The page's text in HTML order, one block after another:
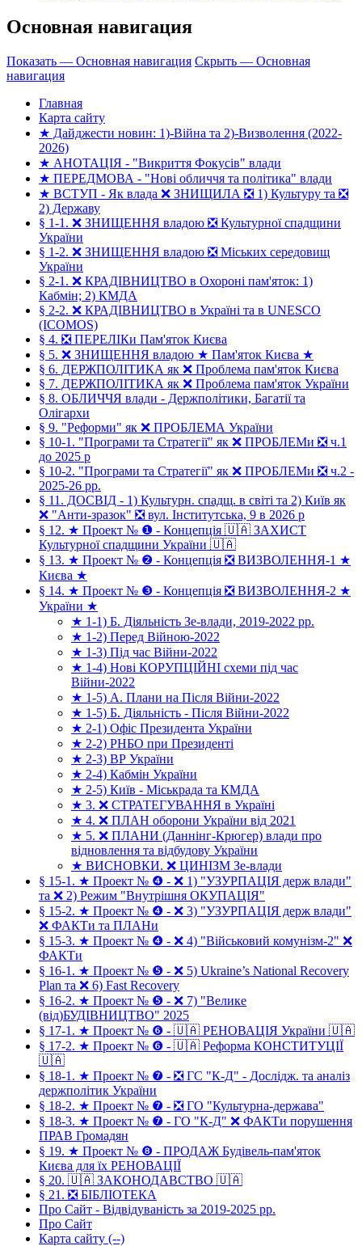
Основная навигация
Показать — Основная навигация Скрыть — Основная
навигация
Главная
Карта сайту
★ Дайджести новин: 1)-Війна та 2)-Визволення (2022-
2026)
★ АНОТАЦІЯ - "Викриття Фокусів" влади
★ ПЕРЕДМОВА - "Нові обличчя та політика" влади
★ ВСТУП - Як влада ❌ ЗНИЩИЛА ❎ 1) Культуру та ❎
2) Державу
§ 1-1. ❌ ЗНИЩЕННЯ владою ❎ Культурної спадщини
України
§ 1-2. ❌ ЗНИЩЕННЯ владою ❎ Міських середовищ
України
§ 2-1. ❌ КРАДІВНИЦТВО в Охороні пам'яток: 1)
Кабмін; 2) КМДА
§ 2-2. ❌ КРАДІВНИЦТВО в Україні та в UNESCO
(ICOMOS)
§ 4. ❎ ПЕРЕЛІКи Пам'яток Києва
§ 5. ❌ ЗНИЩЕННЯ владою ★ Пам'яток Києва ★
§ 6. ДЕРЖПОЛІТИКА як ❌ Проблема пам'яток Києва
§ 7. ДЕРЖПОЛІТИКА як ❌ Проблема пам'яток України
§ 8. ОБЛИЧЧЯ влади - Держполітики, Багатії та
Олігархи
§ 9. "Реформи" як ❌ ПРОБЛЕМА України
§ 10-1. "Програми та Стратегії" як ❌ ПРОБЛЕМи ❎ ч.1
до 2025 р
§ 10-2. "Програми та Стратегії" як ❌ ПРОБЛЕМи ❎ ч.2 -
2025-26 рр.
§ 11. ДОСВІД - 1) Культурн. спадщ. в світі та 2) Київ як
❌ "Анти-зразок" ❎ вул. Інститутська, 9 в 2026 р
§ 12. ★ Проект № ❶ - Концепція 🇺🇦 ЗАХИСТ
Культурної спадщини України 🇺🇦
§ 13. ★ Проект № ❷ - Концепція ❎ ВИЗВОЛЕННЯ-1 ★
Києва ★
§ 14. ★ Проект № ❸ - Концепція ❎ ВИЗВОЛЕННЯ-2 ★
України ★
★ 1-1) Б. Діяльність Зе-влади, 2019-2022 рр.
★ 1-2) Перед Війною-2022
★ 1-3) Під час Війни-2022
★ 1-4) Нові КОРУПЦІЙНІ схеми під час
Війни-2022
★ 1-5) А. Плани на Після Війни-2022
★ 1-5) Б. Діяльність - Після Війни-2022
★ 2-1) Офіс Президента України
★ 2-2) РНБО при Президенті
★ 2-3) ВР України
★ 2-4) Кабмін України
★ 2-5) Київ - Міськрада та КМДА
★ 3. ❌ СТРАТЕГУВАННЯ в Україні
★ 4. ❌ ПЛАН оборони України від 2021
★ 5. ❌ ПЛАНИ (Даннінг-Крюгер) влади про
відновлення та відбудову України
★ ВИСНОВКИ. ❌ ЦИНІЗМ Зе-влади
§ 15-1. ★ Проект № ❹ - ❌ 1) "УЗУРПАЦІЯ держ влади"
та ❌ 2) Режим "Внутрішня ОКУПАЦІЯ"
§ 15-2. ★ Проект № ❹ - ❌ 3) "УЗУРПАЦІЯ держ влади"
❌ ФАКТи та ПЛАНи
§ 15-3. ★ Проект № ❹ - ❌ 4) "Військовий комунізм-2" ❌
ФАКТи
§ 16-1. ★ Проект № ❺ - ❌ 5) Ukraine’s National Recovery
Plan та ❌ 6) Fast Recovery
§ 16-2. ★ Проект № ❺ - ❌ 7) "Велике
(від)БУДІВНИЦТВО" 2025
§ 17-1. ★ Проект № ❻ - 🇺🇦 РЕНОВАЦІЯ України 🇺🇦
§ 17-2. ★ Проект № ❻ - 🇺🇦 Реформа КОНСТИТУЦІЇ
🇺🇦
§ 18-1. ★ Проект № ❼ - ❎ ГС "К-Д" - Дослідж. та аналіз
держполітик України
§ 18-2. ★ Проект № ❼ - ❎ ГО "Культурна-держава"
§ 18-3. ★ Проект № ❼ - ГО "К-Д" ❌ ФАКТи порушення
ПРАВ Громадян
§ 19. ★ Проект № ❽ - ПРОДАЖ Будівель-пам'яток
Києва для їх РЕНОВАЦІЇ
§ 20. 🇺🇦 ЗАКОНОДАВСТВО 🇺🇦
§ 21. ❎ БІБЛІОТЕКА
Про Сайт - Відвідуваність за 2019-2025 рр.
Про Сайт
Карта сайту (--)